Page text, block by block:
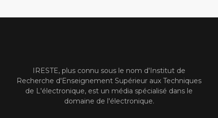
IRESTE, plus connu sous le nom d'Institut de
Recherche d'Enseignement Supérieur aux Techniques
de L'électronique, est un média spécialisé dans le
domaine de l'électronique.